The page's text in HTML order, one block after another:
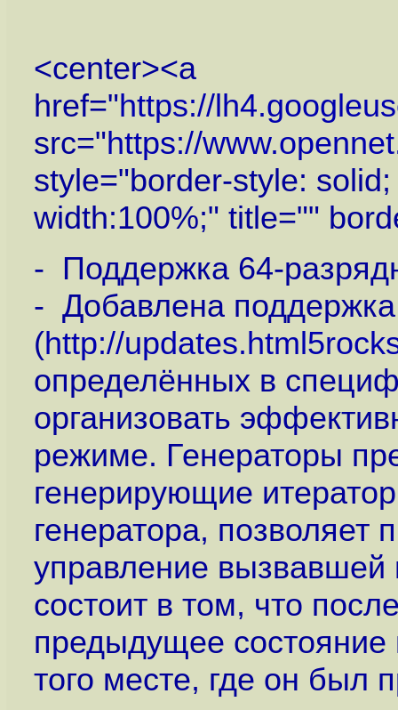
<center><a
href="https://
src="https://
style="border-style:
width:100%;" title=""
- Поддержка 64-
- Добавлена поддержка
(http://
определённых в
организовать
режиме. Генераторы
генерирующие
генератора, позволяет
управление вызвавшей
состоит в том, что
предыдущее состояние
того месте, где он был